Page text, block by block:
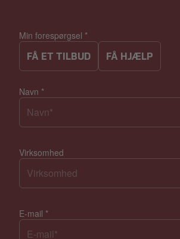
Min forespørgsel *
FÅ ET TILBUD FÅ HJÆLP
Navn *
Virksomhed
E-mail *